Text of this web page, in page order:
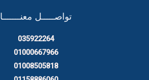
تواصـــــل معنـــــــا
035922264
01000667966
01008505818